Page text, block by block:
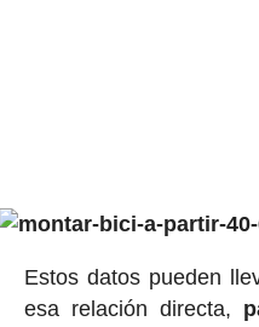
Estos datos pueden
esa relación directa,